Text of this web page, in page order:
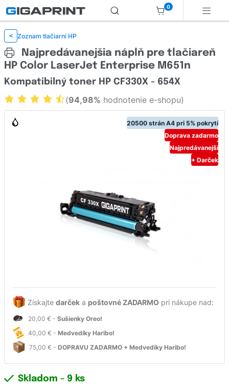
0
< Zoznam tlačiarní HP
Najpredávanejšia náplň pre tlačiareň
HP Color LaserJet Enterprise M651n
20500 strán A4 pri 5% pokrytí
Doprava zadarmo
Najpredávanejší
+ Darček
Získajte darček a poštovné ZADARMO pri nákupe nad:
20,00 € - Sušienky Oreo!
40,00 € - Medvedíky Haribo!
75,00 € - DOPRAVU ZADARMO + Medvedíky Haribo!
Kompatibilný toner HP CF330X - 654X
(94,98% hodnotenie e-shopu)
Skladom - 9 ks